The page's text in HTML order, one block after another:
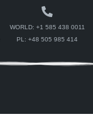
WORLD: +1 585 438 0011
PL:+48 505 985 414